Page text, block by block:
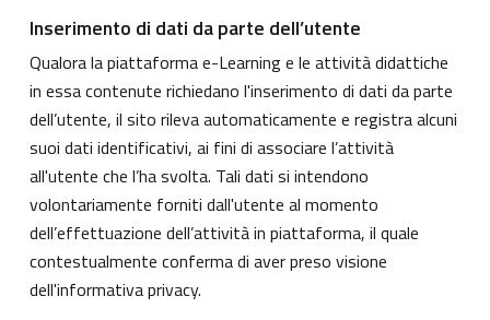
Inserimento di dati da parte dell’utente
Qualora la piattaforma e-Learning e le attività didattiche
in essa contenute richiedano l'inserimento di dati da parte
dell’utente, il sito rileva automaticamente e registra alcuni
suoi dati identificativi, ai fini di associare l’attività
all'utente che l’ha svolta. Tali dati si intendono
volontariamente forniti dall'utente al momento
dell’effettuazione dell’attività in piattaforma, il quale
contestualmente conferma di aver preso visione
dell'informativa privacy.